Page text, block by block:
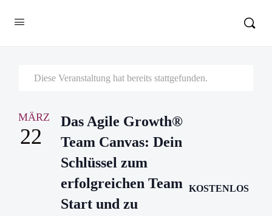
Diese Veranstaltung hat bereits stattgefunden.
MÄRZ
22
Das Agile Growth®
Team Canvas: Dein
Schlüssel zum
erfolgreichen Team
Start und zu
KOSTENLOS